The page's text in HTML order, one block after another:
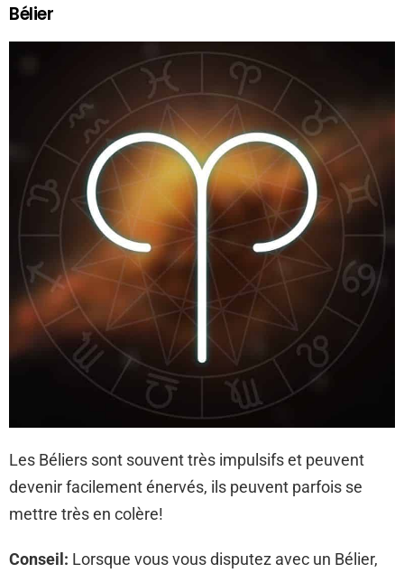
Bélier
Les Béliers sont souvent très impulsifs et peuvent
devenir facilement énervés, ils peuvent parfois se
mettre très en colère!
Conseil: Lorsque vous vous disputez avec un Bélier,